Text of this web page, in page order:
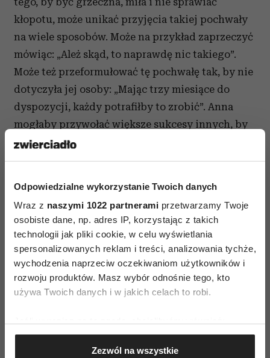
Odpowiedzialne wykorzystanie Twoich danych
Wraz z naszymi 1022 partnerami przetwarzamy Twoje
osobiste dane, np. adres IP, korzystając z takich
technologii jak pliki cookie, w celu wyświetlania
spersonalizowanych reklam i treści, analizowania tychże,
wychodzenia naprzeciw oczekiwaniom użytkowników i
rozwoju produktów. Masz wybór odnośnie tego, kto
używa Twoich danych i w jakich celach to robi.
Gromadzić dane dotyczące Twojej lokalizacji
geograficznej z dokładnością nawet do kilku metrów
Zezwól na wszystkie
kłopotu, może unikać przyjęcia takiej pochwały
na wiele sposobów. Może na przykład zaprzeczyć
mówiąc: „Ależ skąd, to naprawdę nic takiego”.
Może też przeformułować tę pochwałę tak, by nie
dotyczyła jej osoby: „Mając trzy miesiące do
dyspozycji, każdy potrafiłby to zrobić”. Anna
mogłaby przywołać większe sukcesy innych, by
obniżyć wartość własnego: „To nic w porównaniu
z tym jak Maja zorganizowała w czerwcu
w jakiejś innej dziedzinie: „Może i tak, ale za to
impreza integracyjna dla pracowników, którą
przygotowałam, była kompletną klapą”.
Wydaje się dziwne, że stosowanie tych strategii
ma ścisły związek z reagowaniem na krytykę,
wywoływać też może poczucie bycia „nie
dać sobie prawo do tego, by być wspaniałym,
a innym, by ujawniali informacje o naszych